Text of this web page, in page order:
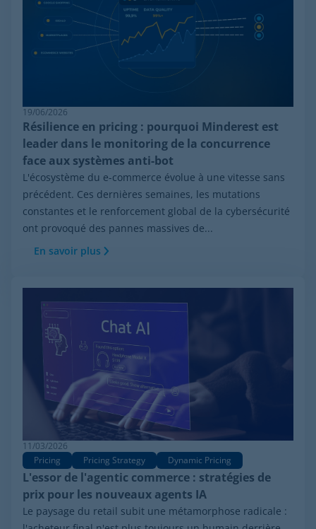
19/06/2026
Résilience en pricing : pourquoi Minderest est
leader dans le monitoring de la concurrence
face aux systèmes anti-bot
L'écosystème du e-commerce évolue à une vitesse sans
précédent. Ces dernières semaines, les mutations
constantes et le renforcement global de la cybersécurité
ont provoqué des pannes massives de...
En savoir plus
11/03/2026
Pricing
Pricing Strategy Dynamic Pricing
L'essor de l'agentic commerce : stratégies de
prix pour les nouveaux agents IA
Le paysage du retail subit une métamorphose radicale :